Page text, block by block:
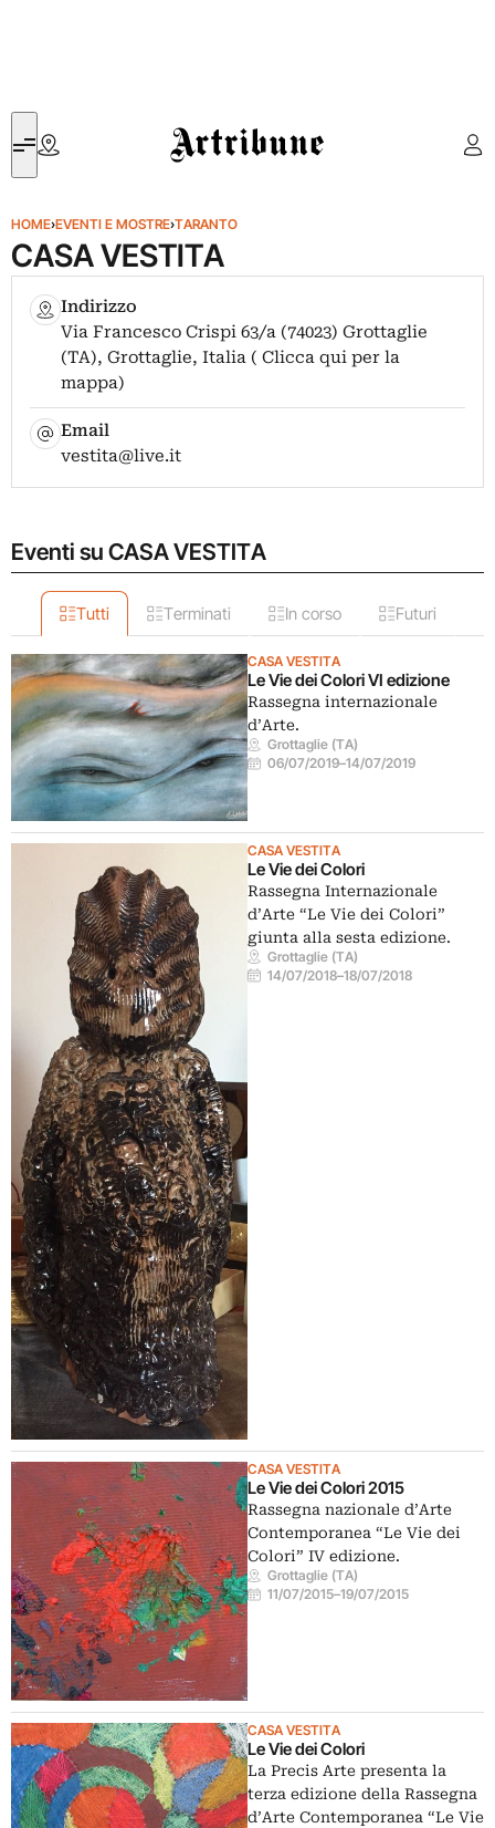
Artribune
HOME›EVENTI E MOSTRE›TARANTO
CASA VESTITA
Indirizzo
Via Francesco Crispi 63/a (74023) Grottaglie
(TA), Grottaglie, Italia ( Clicca qui per la
mappa)
Email
vestita@live.it
Eventi su CASA VESTITA
Tutti Terminati In corso Futuri
CASA VESTITA
Le Vie dei Colori VI edizione
Rassegna internazionale
d’Arte.
Grottaglie (TA)
06/07/2019–14/07/2019
CASA VESTITA
Le Vie dei Colori
Rassegna Internazionale
d’Arte “Le Vie dei Colori”
giunta alla sesta edizione.
Grottaglie (TA)
14/07/2018–18/07/2018
CASA VESTITA
Le Vie dei Colori 2015
Rassegna nazionale d’Arte
Contemporanea “Le Vie dei
Colori” IV edizione.
Grottaglie (TA)
11/07/2015–19/07/2015
CASA VESTITA
Le Vie dei Colori
La Precis Arte presenta la
terza edizione della Rassegna
d’Arte Contemporanea “Le Vie